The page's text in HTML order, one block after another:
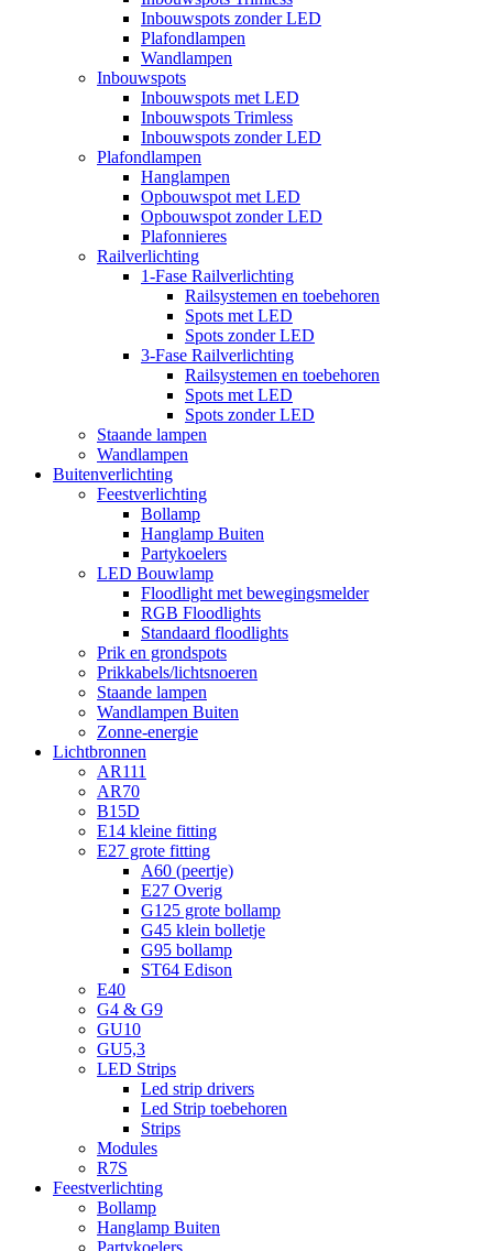
Inbouwspots zonder LED
Plafondlampen
Wandlampen
Inbouwspots
Inbouwspots met LED
Inbouwspots Trimless
Inbouwspots zonder LED
Plafondlampen
Hanglampen
Opbouwspot met LED
Opbouwspot zonder LED
Plafonnieres
Railverlichting
1-Fase Railverlichting
Railsystemen en toebehoren
Spots met LED
Spots zonder LED
3-Fase Railverlichting
Railsystemen en toebehoren
Spots met LED
Spots zonder LED
Staande lampen
Wandlampen
Buitenverlichting
Feestverlichting
Bollamp
Hanglamp Buiten
Partykoelers
LED Bouwlamp
Floodlight met bewegingsmelder
RGB Floodlights
Standaard floodlights
Prik en grondspots
Prikkabels/lichtsnoeren
Staande lampen
Wandlampen Buiten
Zonne-energie
Lichtbronnen
AR111
AR70
B15D
E14 kleine fitting
E27 grote fitting
A60 (peertje)
E27 Overig
G125 grote bollamp
G45 klein bolletje
G95 bollamp
ST64 Edison
E40
G4 & G9
GU10
GU5,3
LED Strips
Led strip drivers
Led Strip toebehoren
Strips
Modules
R7S
Feestverlichting
Bollamp
Hanglamp Buiten
Partykoelers